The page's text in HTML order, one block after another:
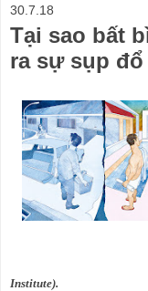
30.7.18
Tại sao bất
ra sự sụp
Institute).